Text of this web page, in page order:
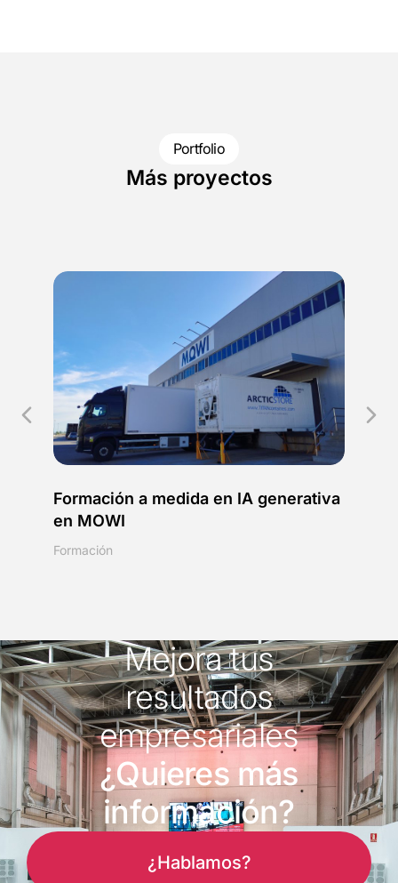
Portfolio
Más proyectos
Formación a medida en IA generativa
en MOWI
Formación
Mejora tus
resultados
empresariales
¿Quieres más
información?
¿Hablamos?